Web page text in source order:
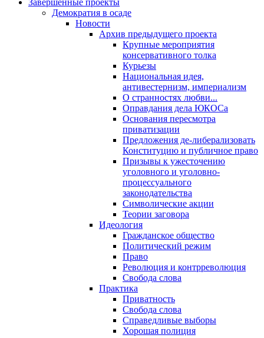
Завершенные проекты
Демократия в осаде
Новости
Архив предыдущего проекта
Крупные мероприятия
консервативного толка
Курьезы
Национальная идея,
антивестернизм, империализм
О странностях любви...
Оправдания дела ЮКОСа
Основания пересмотра
приватизации
Предложения де-либерализовать
Конституцию и публичное право
Призывы к ужесточению
уголовного и уголовно-
процессуального
законодательства
Символические акции
Теории заговора
Идеология
Гражданское общество
Политический режим
Право
Революция и контрреволюция
Свобода слова
Практика
Приватность
Свобода слова
Справедливые выборы
Хорошая полиция